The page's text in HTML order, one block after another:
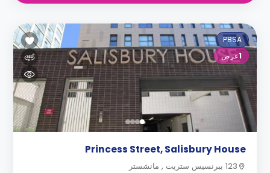
PBSA
1عرض
Princess Street, Salisbury House
123 ببرنسيس ستريت , مانشستر